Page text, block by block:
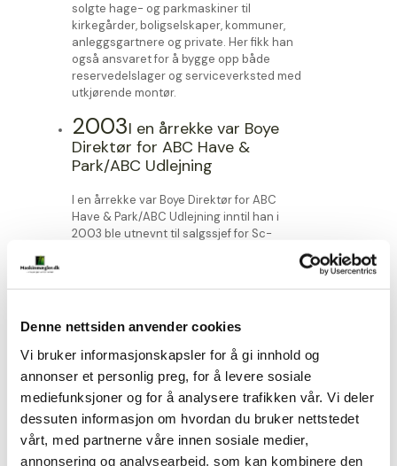
Denne nettsiden anvender cookies
Vi bruker informasjonskapsler for å gi innhold og
annonser et personlig preg, for å levere sosiale
mediefunksjoner og for å analysere trafikken vår. Vi deler
dessuten informasjon om hvordan du bruker nettstedet
vårt, med partnerne våre innen sosiale medier,
annonsering og analysearbeid, som kan kombinere den
solgte hage- og parkmaskiner til
kirkegårder, boligselskaper, kommuner,
anleggsgartnere og private. Her fikk han
også ansvaret for å bygge opp både
reservedelslager og serviceverksted med
utkjørende montør.
2003I en årrekke var Boye
Direktør for ABC Have &
Park/ABC Udlejning
I en årrekke var Boye Direktør for ABC
Have & Park/ABC Udlejning inntil han i
2003 ble utnevnt til salgssjef for Sc-
forskjellige avdelinger. Som salgssjef
arbeidet Boye Thomsen daglig med
budsjetter, beregning og utarbeidelse av
tilbud.
2011Salgssjef
I 2011 ble Boye Thomsen ansatt som